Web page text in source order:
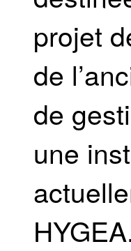
projet
de
de
une